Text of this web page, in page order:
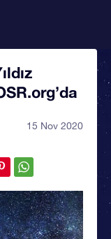
15 Nov 2020